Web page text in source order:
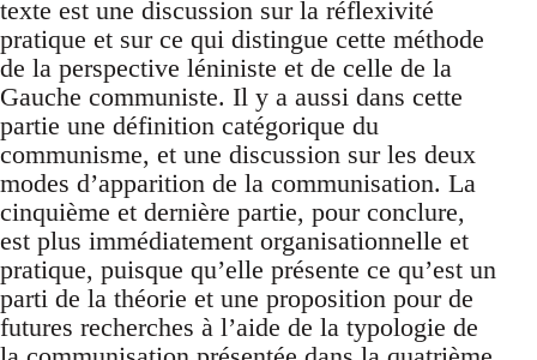
texte est une discussion sur la réflexivité
pratique et sur ce qui distingue cette méthode
de la perspective léniniste et de celle de la
Gauche communiste. Il y a aussi dans cette
partie une définition catégorique du
communisme, et une discussion sur les deux
modes d’apparition de la communisation. La
cinquième et dernière partie, pour conclure,
est plus immédiatement organisationnelle et
pratique, puisque qu’elle présente ce qu’est un
parti de la théorie et une proposition pour de
futures recherches à l’aide de la typologie de